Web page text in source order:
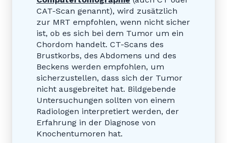
CAT-Scan genannt), wird zusätzlich
zur MRT empfohlen, wenn nicht sicher
ist, ob es sich bei dem Tumor um ein
Chordom handelt. CT-Scans des
Brustkorbs, des Abdomens und des
Beckens werden empfohlen, um
sicherzustellen, dass sich der Tumor
nicht ausgebreitet hat. Bildgebende
Untersuchungen sollten von einem
Radiologen interpretiert werden, der
Erfahrung in der Diagnose von
Knochentumoren hat.